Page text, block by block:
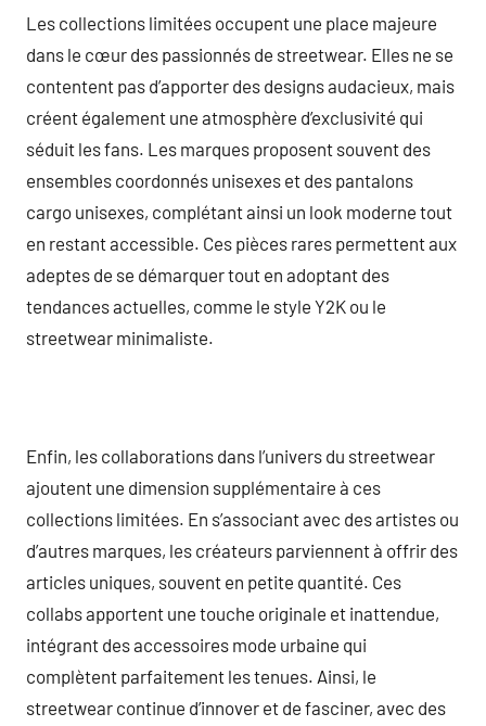
Les collections limitées occupent une place majeure
dans le cœur des passionnés de streetwear. Elles ne se
contentent pas d’apporter des designs audacieux, mais
créent également une atmosphère d’exclusivité qui
séduit les fans. Les marques proposent souvent des
ensembles coordonnés unisexes et des pantalons
cargo unisexes, complétant ainsi un look moderne tout
en restant accessible. Ces pièces rares permettent aux
adeptes de se démarquer tout en adoptant des
tendances actuelles, comme le style Y2K ou le
streetwear minimaliste.
Enfin, les collaborations dans l’univers du streetwear
ajoutent une dimension supplémentaire à ces
collections limitées. En s’associant avec des artistes ou
d’autres marques, les créateurs parviennent à offrir des
articles uniques, souvent en petite quantité. Ces
collabs apportent une touche originale et inattendue,
intégrant des accessoires mode urbaine qui
complètent parfaitement les tenues. Ainsi, le
streetwear continue d’innover et de fasciner, avec des